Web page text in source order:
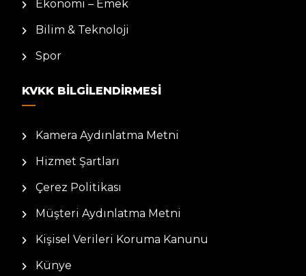
Ekonomi – Emek
Bilim & Teknoloji
Spor
KVKK BILGILENDIRMESI
Kamera Aydınlatma Metni
Hizmet Şartları
Çerez Politikası
Müşteri Aydınlatma Metni
Kişisel Verileri Koruma Kanunu
Künye